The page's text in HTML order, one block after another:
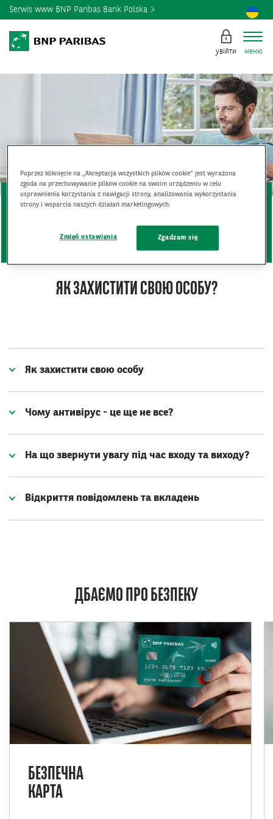
Serwis www BNP Paribas Bank Polska
увійти меню
БЕЗПЕЧНИЙ КОРИСТУВАЧ
БЕЗПЕКА ВАШИХ ФІНАНСІВ
ЗАЛЕЖИТЬ ТАКОЖ ВІД ВАС
ЯК ЗАХИСТИТИ СВОЮ ОСОБУ?
Як захистити свою особу
Чому антивірус - це ще не все?
На що звернути увагу під час входу та виходу?
Відкриття повідомлень та вкладень
ДБАЄМО ПРО БЕЗПЕКУ
БЕЗПЕЧНА
КАРТА
Poprzez kliknięcie na „Akceptacja wszystkich plików cookie” jest wyrażona
zgoda na przechowywanie plików cookie na swoim urządzeniu w celu
usprawnienia korzystania z nawigacji strony, analizowania wykorzystania
strony i wsparcia naszych działań marketingowych.
Zmień ustawienia Zgadzam się